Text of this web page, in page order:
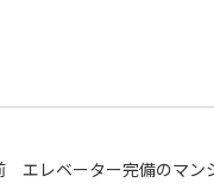
レベーター完備のマン